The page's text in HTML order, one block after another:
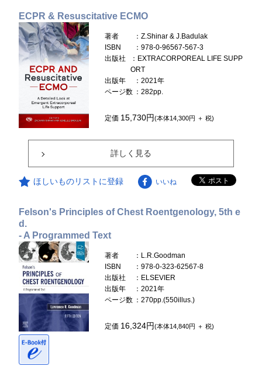
ECPR & Resuscitative ECMO
著者
：Z.Shinar & J.Badulak
ISBN
：978-0-96567-567-3
出版社
：EXTRACORPOREAL LIFE SUPP
ORT
出版年
：2021年
ページ数 ：282pp.
定価 15,730円(本体14,300円 ＋ 税)
詳しく見る
ほしいものリストに登録 いいね
Felson's Principles of Chest Roentgenology, 5th e
d.
- A Programmed Text
著者
：L.R.Goodman
ISBN
：978-0-323-62567-8
出版社
：ELSEVIER
出版年
：2021年
ページ数 ：270pp.(550illus.)
定価 16,324円(本体14,840円 ＋ 税)